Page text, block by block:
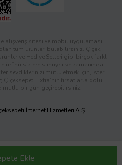
Ekle
alışveriş sitesi ve mobil uygulaması
tüm ürünleri bulabilirsiniz. Çiçek,
ve Hediye Setleri gibi birçok farklı
ürünü sizlere sunuyor ve zamanında
sevdiklerinizi mutlu etmek için, ister
Extra’nın fırsatlarla dolu
mutlu bir gün geçirebilirsiniz.
İnternet Hizmetleri A.Ş